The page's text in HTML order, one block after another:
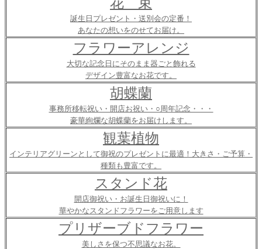
誕生日プレゼント・送別会の定番！
あなたの想いをのせてお届け。
フラワーアレンジ
大切な記念日にそのまま器ごと飾れる
デザイン豊富なお花です。
胡蝶蘭
事務所移転祝い・開店お祝い・○周年記念・・・
豪華絢爛な胡蝶蘭をお届けします。
観葉植物
インテリアグリーンとして御祝のプレゼントに最適！大きさ・ご予算・
種類も豊富です。
スタンド花
開店御祝い・お誕生日御祝いに！
華やかなスタンドフラワーをご用意します
プリザーブドフラワー
美しさを保つ不思議なお花。